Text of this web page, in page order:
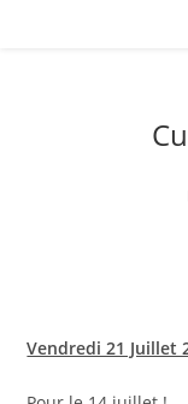
Vendredi 21 Juillet